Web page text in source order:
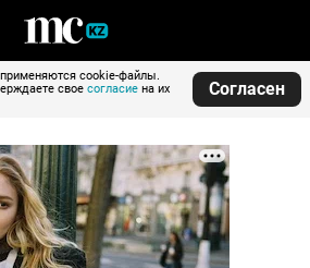
cookie-файлы.
свое согласие на их
Согласен